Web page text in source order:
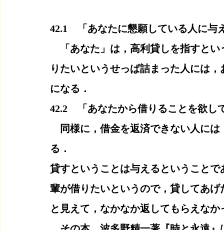
42.1　「あなたに懇願している人に与
「あなた」は，高利貸しを指すとい
りたいというせっぱ詰まった人には
になる．
42.2　「あなたから借りることを欲
同様に，借金を返済できない人には
る．
貸すということは与えるということ
輩が借りたいというので，貸してあ
と見えて，なかなか返してもらえな